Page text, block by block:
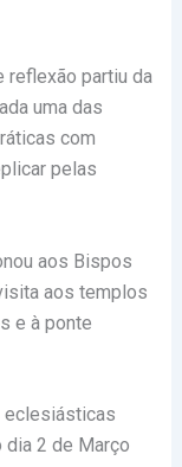
reflexão partiu da
uma das
com
pelas
aos Bispos
aos templos
e à ponte
eclesiásticas
dia 2 de Março